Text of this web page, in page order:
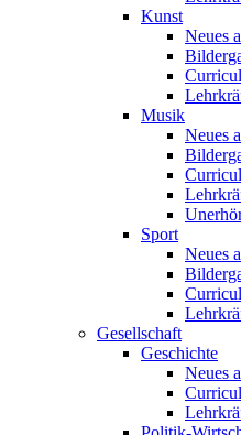
Kunst
Neues
Musik
Neues
Sport
Neues
Gesellschaft
Geschichte
Neues